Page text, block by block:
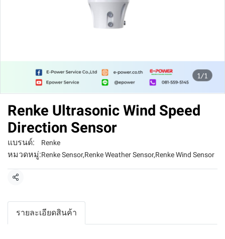
1/1
Renke Ultrasonic Wind Speed
Direction Sensor
แบรนด์: Renke
หมวดหมู่:Renke Sensor,Renke Weather Sensor,Renke Wind Sensor
แชร์
รายละเอียดสินค้า